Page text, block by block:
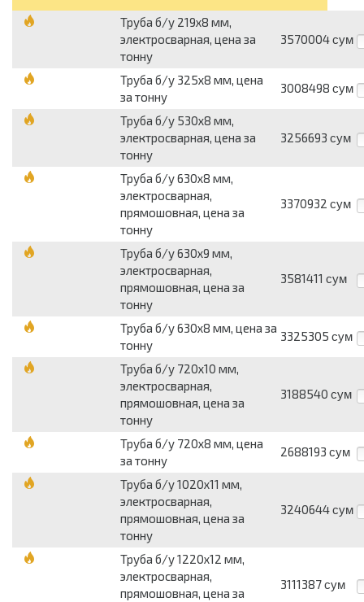
Труба б/у 219х8 мм,
электросварная, цена за
тонну
3570004 сум
Труба б/у 325х8 мм, цена
за тонну
3008498 сум
Труба б/у 530х8 мм,
электросварная, цена за
тонну
3256693 сум
Труба б/у 630х8 мм,
электросварная,
прямошовная, цена за
тонну
3370932 сум
Труба б/у 630х9 мм,
электросварная,
прямошовная, цена за
тонну
3581411 сум
Труба б/у 630х8 мм, цена за
тонну
3325305 сум
Труба б/у 720х10 мм,
электросварная,
прямошовная, цена за
тонну
3188540 сум
Труба б/у 720х8 мм, цена
за тонну
2688193 сум
Труба б/у 1020х11 мм,
электросварная,
прямошовная, цена за
тонну
3240644 сум
Труба б/у 1220х12 мм,
электросварная,
прямошовная, цена за
3111387 сум